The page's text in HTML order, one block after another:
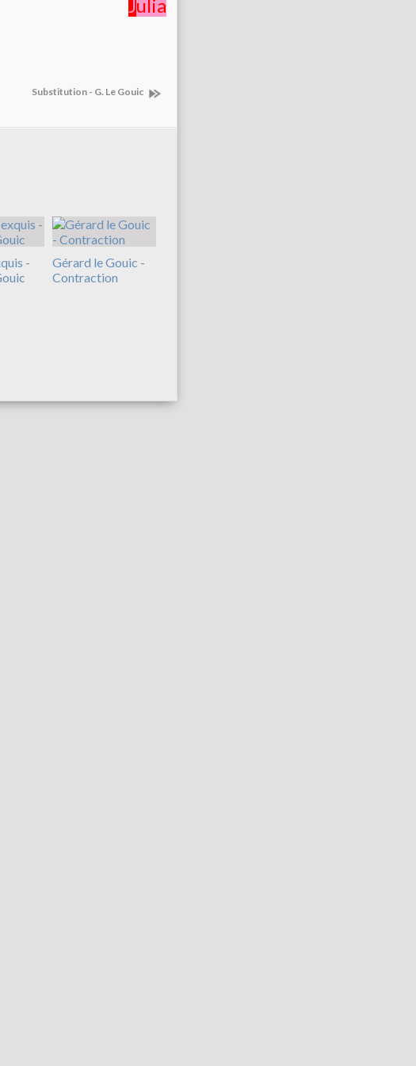
Julia
Substitution - G. Le Gouic
-
Gérard le Gouic -
Contraction